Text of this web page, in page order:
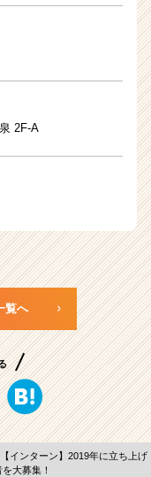
2F-A
覧へ
【インターン】2019年に立ち上げ
大募集！